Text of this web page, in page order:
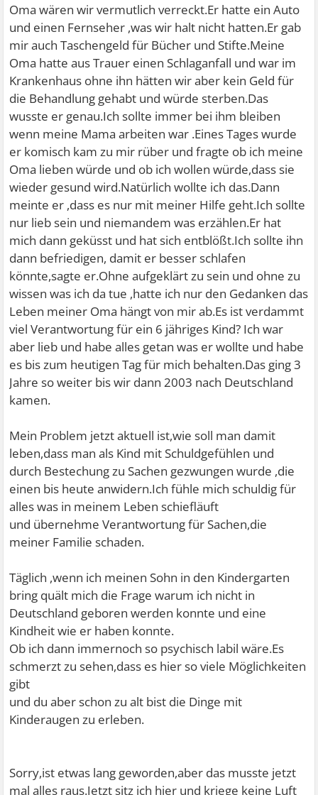
Oma wären wir vermutlich verreckt.Er hatte ein Auto
und einen Fernseher ,was wir halt nicht hatten.Er gab
mir auch Taschengeld für Bücher und Stifte.Meine
Oma hatte aus Trauer einen Schlaganfall und war im
Krankenhaus ohne ihn hätten wir aber kein Geld für
die Behandlung gehabt und würde sterben.Das
wusste er genau.Ich sollte immer bei ihm bleiben
wenn meine Mama arbeiten war .Eines Tages wurde
er komisch kam zu mir rüber und fragte ob ich meine
Oma lieben würde und ob ich wollen würde,dass sie
wieder gesund wird.Natürlich wollte ich das.Dann
meinte er ,dass es nur mit meiner Hilfe geht.Ich sollte
nur lieb sein und niemandem was erzählen.Er hat
mich dann geküsst und hat sich entblößt.Ich sollte ihn
dann befriedigen, damit er besser schlafen
könnte,sagte er.Ohne aufgeklärt zu sein und ohne zu
wissen was ich da tue ,hatte ich nur den Gedanken das
Leben meiner Oma hängt von mir ab.Es ist verdammt
viel Verantwortung für ein 6 jähriges Kind? Ich war
aber lieb und habe alles getan was er wollte und habe
es bis zum heutigen Tag für mich behalten.Das ging 3
Jahre so weiter bis wir dann 2003 nach Deutschland
kamen.
Mein Problem jetzt aktuell ist,wie soll man damit
leben,dass man als Kind mit Schuldgefühlen und
durch Bestechung zu Sachen gezwungen wurde ,die
einen bis heute anwidern.Ich fühle mich schuldig für
alles was in meinem Leben schiefläuft
und übernehme Verantwortung für Sachen,die
meiner Familie schaden.
Täglich ,wenn ich meinen Sohn in den Kindergarten
bring quält mich die Frage warum ich nicht in
Deutschland geboren werden konnte und eine
Kindheit wie er haben konnte.
Ob ich dann immernoch so psychisch labil wäre.Es
schmerzt zu sehen,dass es hier so viele Möglichkeiten
gibt
und du aber schon zu alt bist die Dinge mit
Kinderaugen zu erleben.
Sorry,ist etwas lang geworden,aber das musste jetzt
mal alles raus.Jetzt sitz ich hier und kriege keine Luft